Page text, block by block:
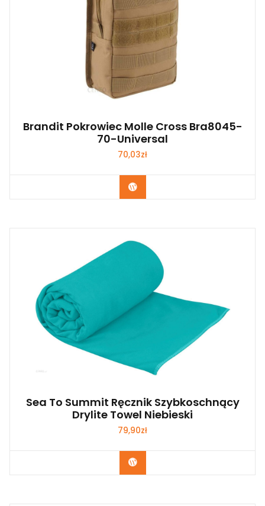
Brandit Pokrowiec Molle Cross Bra8045-
70-Universal
70,03zł
Kup Teraz
Sea To Summit Ręcznik Szybkoschnący
Drylite Towel Niebieski
79,90zł
Kup Teraz